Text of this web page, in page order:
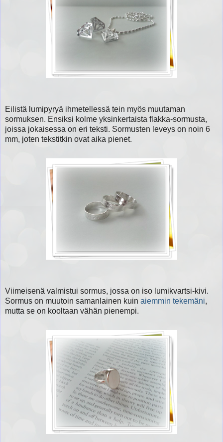
Eilistä lumipyryä ihmetellessä tein myös muutaman
sormuksen. Ensiksi kolme yksinkertaista flakka-sormusta,
joissa jokaisessa on eri teksti. Sormusten leveys on noin 6
mm, joten tekstitkin ovat aika pienet.
Viimeisenä valmistui sormus, jossa on iso lumikvartsi-kivi.
Sormus on muutoin samanlainen kuin aiemmin tekemäni,
mutta se on kooltaan vähän pienempi.